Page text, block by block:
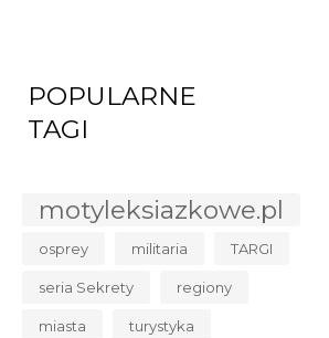
POPULARNE
TAGI
motyleksiazkowe.pl
osprey militaria TARGI
seria Sekrety regiony
miasta turystyka